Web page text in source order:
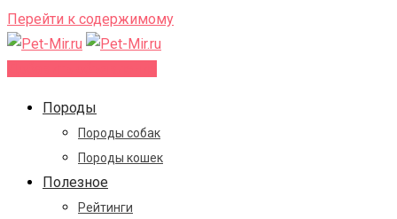
Перейти к содержимому
Породы
Породы собак
Породы кошек
Полезное
Рейтинги